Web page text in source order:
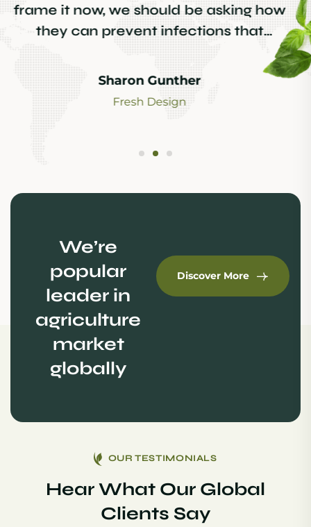
porta is nunc viverra Aenean pulvinar
maximus leo ”
Alex Rony
Fresh Design
We’re
popular
leader in
agriculture
market
globally
Discover More
Hear What Our Global
Clients Say
OUR TESTIMONIALS